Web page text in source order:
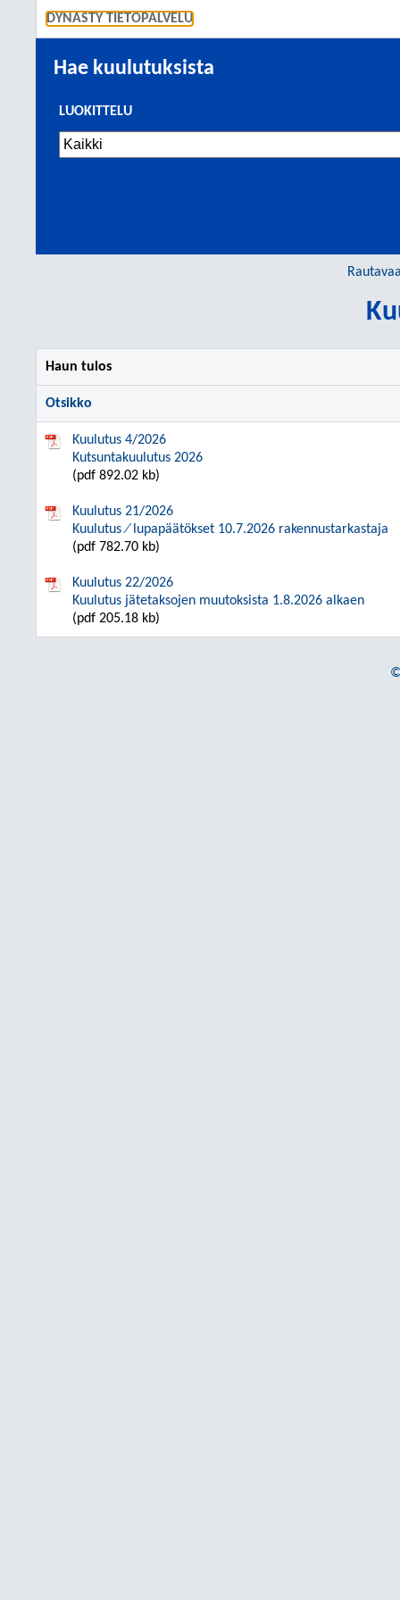
DYNASTY TIETOPALVELU
Hae kuulutuksista
LUOKITTELU
Haun tulos
Otsikko
Kuulutus 4/2026
Kutsuntakuulutus 2026
(pdf 892.02 kb)
Kuulutus 21/2026
Kuulutus ⁄ lupapäätökset 10.7.2026 rakennustarkastaja
(pdf 782.70 kb)
Kuulutus 22/2026
Kuulutus jätetaksojen muutoksista 1.8.2026 alkaen
(pdf 205.18 kb)